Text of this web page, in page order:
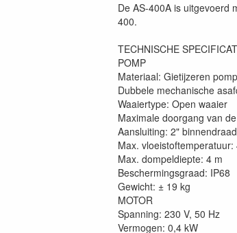
De AS-400A is uitgevoerd
400.
TECHNISCHE
POMP
Materiaal: Gietijzeren
Dubbele mechanische
Waaiertype: Open waaier
Maximale doorgang van
Aansluiting: 2"
Max. vloeistoftemperatuur:
Max. dompeldiepte: 4 m
Beschermingsgraad: IP68
Gewicht: ± 19 kg
MOTOR
Spanning: 230 V, 50 Hz
Vermogen: 0,4 kW